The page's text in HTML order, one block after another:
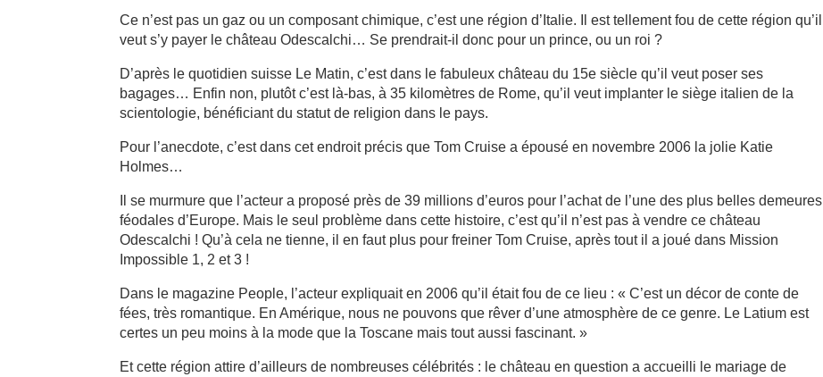
Ce n’est pas un gaz ou un composant chimique, c’est une région d’Italie. Il est tellement fou de cette région qu’il
veut s’y payer le château Odescalchi… Se prendrait-il donc pour un prince, ou un roi ?
D’après le quotidien suisse Le Matin, c’est dans le fabuleux château du 15e siècle qu’il veut poser ses
bagages… Enfin non, plutôt c’est là-bas, à 35 kilomètres de Rome, qu’il veut implanter le siège italien de la
scientologie, bénéficiant du statut de religion dans le pays.
Pour l’anecdote, c’est dans cet endroit précis que Tom Cruise a épousé en novembre 2006 la jolie Katie
Holmes…
Il se murmure que l’acteur a proposé près de 39 millions d’euros pour l’achat de l’une des plus belles demeures
féodales d’Europe. Mais le seul problème dans cette histoire, c’est qu’il n’est pas à vendre ce château
Odescalchi ! Qu’à cela ne tienne, il en faut plus pour freiner Tom Cruise, après tout il a joué dans Mission
Impossible 1, 2 et 3 !
Dans le magazine People, l’acteur expliquait en 2006 qu’il était fou de ce lieu : « C’est un décor de conte de
fées, très romantique. En Amérique, nous ne pouvons que rêver d’une atmosphère de ce genre. Le Latium est
certes un peu moins à la mode que la Toscane mais tout aussi fascinant. »
Et cette région attire d’ailleurs de nombreuses célébrités : le château en question a accueilli le mariage de